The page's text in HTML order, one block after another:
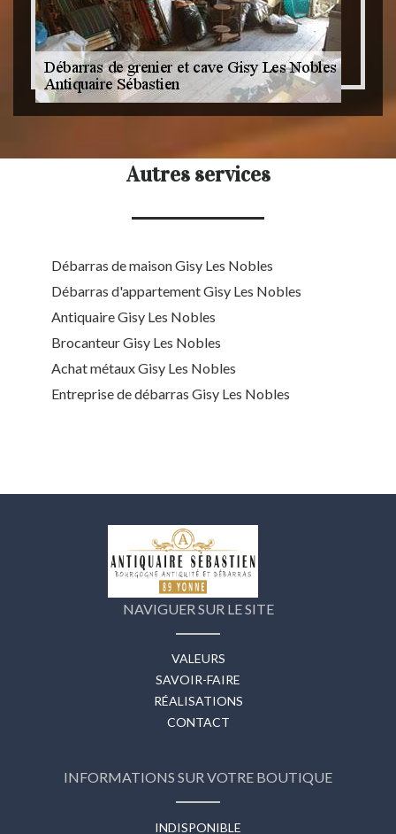
Autres services
Débarras de maison Gisy Les Nobles
Débarras d'appartement Gisy Les Nobles
Antiquaire Gisy Les Nobles
Brocanteur Gisy Les Nobles
Achat métaux Gisy Les Nobles
Entreprise de débarras Gisy Les Nobles
NAVIGUER SUR LE SITE
VALEURS
SAVOIR-FAIRE
RÉALISATIONS
CONTACT
INFORMATIONS SUR VOTRE BOUTIQUE
INDISPONIBLE